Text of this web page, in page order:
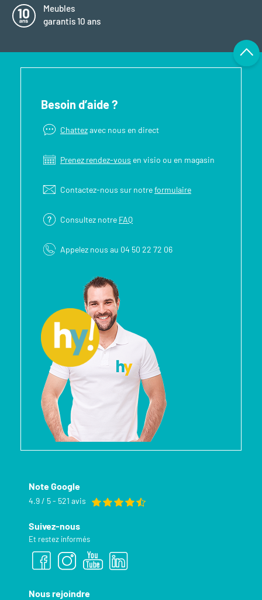
Meubles
garantis 10 ans
Besoin d’aide ?
Chattezavec nous en direct
Prenez rendez-vous en visio ou en magasin
Contactez-nous sur notreformulaire
Consultez notre FAQ
Appelez nous au 04 50 22 72 06
Note Google
4.9 / 5 - 521 avis
Suivez-nous
Et restez informés
Nous rejoindre